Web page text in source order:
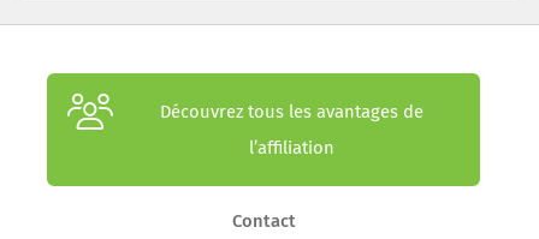
Découvrez tous les avantages de
l’affiliation
Contact